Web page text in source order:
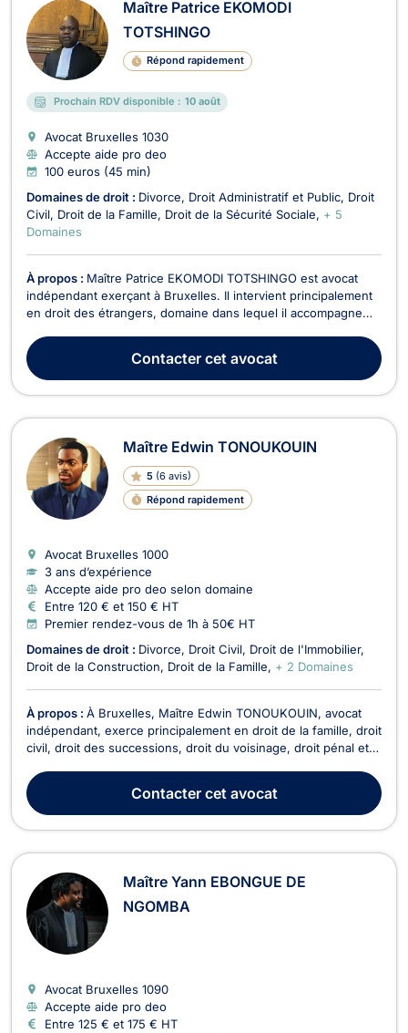
Maître Patrice EKOMODI
TOTSHINGO
Répond rapidement
Prochain RDV disponible : 10 août
Avocat Bruxelles 1030
Accepte aide pro deo
100 euros (45 min)
Domaines de droit : Divorce Droit Administratif et Public Droit
Civil Droit de la Famille Droit de la Sécurité Sociale
+ 5
Domaines
À propos : Maître Patrice EKOMODI TOTSHINGO est avocat
indépendant exerçant à Bruxelles. Il intervient principalement
en droit des étrangers, domaine dans lequel il accompagne
d’immigration et de mobilité en Belgique. Son activité est
centrée sur les situations qui exigent à la fo...
Contactercet avocat
Maître Edwin TONOUKOUIN
5 (6 avis)
Répond rapidement
Avocat Bruxelles 1000
3 ans d’expérience
Accepte aide pro deo selon domaine
Entre 120 € et 150 € HT
Premier rendez-vous de 1h à 50€ HT
Domaines de droit : Divorce Droit Civil Droit de l'Immobilier
Droit de la Construction
Droit de la Famille + 2 Domaines
À propos : À Bruxelles, Maître Edwin TONOUKOUIN, avocat
indépendant, exerce principalement en droit de la famille, droit
civil, droit des successions, droit du voisinage, droit pénal et
clients afin de les accompagner dans des situations juridiques
diverses et d’assurer l...Contactercet avocat
Maître Yann EBONGUE DE
NGOMBA
Avocat Bruxelles 1090
Accepte aide pro deo
Entre 125 € et 175 € HT